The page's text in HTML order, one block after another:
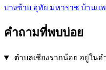
บางซ้าย อุทัย มหาราช บ้านแ
คำถามที่พบบ่อย
ตำบลเชียงรากน้อย อยู่ในอ